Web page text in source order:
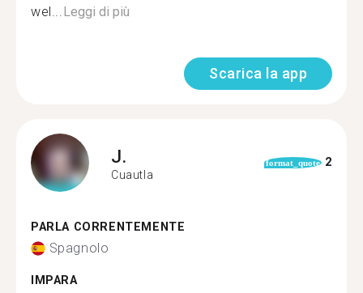
wel... Leggi di più
Scarica la app
J.
Cuautla
format_quote 2
PARLA CORRENTEMENTE
Spagnolo
IMPARA